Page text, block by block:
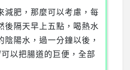
減肥，那麼可以考慮，每
後隔天早上五點，喝熱水
陰陽水，過一分鐘以後，
以把腸道的巨便，全部